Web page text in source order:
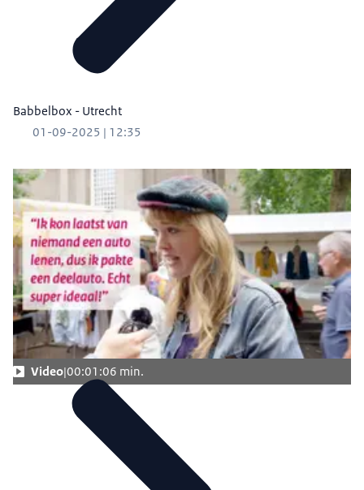
Babbelbox - Utrecht
01-09-2025 | 12:35
Video 00:01:06 min.